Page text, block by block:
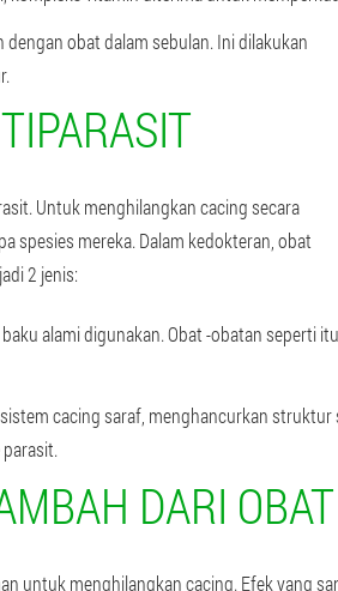
obat dalam sebulan. Ini dilakukan
Untuk menghilangkan cacing secara
spesies mereka. Dalam kedokteran, obat
2 jenis:
alami digunakan. Obat -obatan seperti
cacing saraf, menghancurkan
DARI
untuk menghilangkan cacing. Efek yang